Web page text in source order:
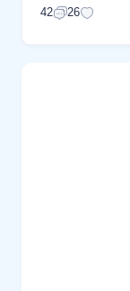
26
42